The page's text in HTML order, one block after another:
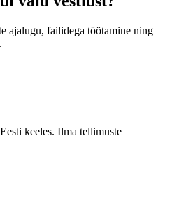
ajalugu, failidega töötamine ning
keeles. Ilma tellimuste